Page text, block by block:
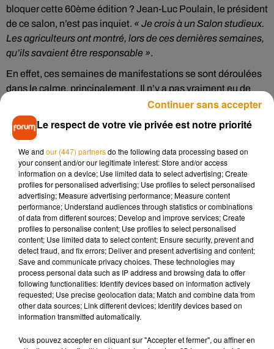
bloquer cette 60ème édition ? Jean-Luc Poulain, le président
de ce salon, n’est pas inquiet. « Je crois à un Salon studieux.
Les agriculteurs ont montré, lors de ces dernières semaines,
qu’ils savaient être responsable ».
En effet, ces semaines de manifestations se sont déroulées
dans le calme, principalement. Il n’y a pas vraiment eu de
débordements. Il espère d’ailleurs que ces revendications se
poursuivront, et toujours dans le calme et la bonne humeur.
Le Salon sera inévitablement une caisse de résonance des
problèmes agricoles. Il faut que le débat se poursuive, le
Salon est là pour ça ».Les agriculteurs risquent donc de
porter les revendications qu’ils ont faites ces derniers jours.
Récupération politique
À l’approche des élections européennes de juin, le Salon de
l’Agriculture est une aubaine, pour les candidats, de se faire
apprécier. Mais Jean-Luc Poulain l’a rappelé lors de cette
conférence de presse, il ne souhaite pas que ce soit
l’occasion, pour les politiques, de faire de la récupération
politique.« Je souhaite que les nombreux politiques qui
Le respect de votre vie privée est notre priorité
We and our (447) partnersdo the following data processing based on
your consent and/or our legitimate interest: Store and/or access
information on a device; Use limited data to select advertising; Create
profiles for personalised advertising; Use profiles to select personalised
advertising; Measure advertising performance; Measure content
performance; Understand audiences through statistics or combinations
of data from different sources; Develop and improve services; Create
profiles to personalise content; Use profiles to select personalised
content; Use limited data to select content; Ensure security, prevent and
detect fraud, and fix errors; Deliver and present advertising and content;
Save and communicate privacy choices. These technologies may
process personal data such as IP address and browsing data to offer
following functionalities: Identify devices based on information actively
requested; Use precise geolocation data; Match and combine data from
other data sources; Link different devices; Identify devices based on
information transmitted automatically.
Vous pouvez accepter en cliquant sur "Accepter et fermer", ou affiner en
Continuer sans accepter